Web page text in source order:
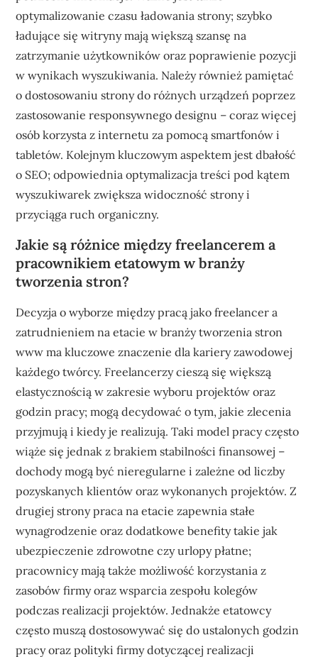
optymalizowanie czasu ładowania strony; szybko
ładujące się witryny mają większą szansę na
zatrzymanie użytkowników oraz poprawienie pozycji
w wynikach wyszukiwania. Należy również pamiętać
o dostosowaniu strony do różnych urządzeń poprzez
zastosowanie responsywnego designu – coraz więcej
osób korzysta z internetu za pomocą smartfonów i
tabletów. Kolejnym kluczowym aspektem jest dbałość
o SEO; odpowiednia optymalizacja treści pod kątem
wyszukiwarek zwiększa widoczność strony i
przyciąga ruch organiczny.
Jakie są różnice między freelancerem a
pracownikiem etatowym w branży
tworzenia stron?
Decyzja o wyborze między pracą jako freelancer a
zatrudnieniem na etacie w branży tworzenia stron
www ma kluczowe znaczenie dla kariery zawodowej
każdego twórcy. Freelancerzy cieszą się większą
elastycznością w zakresie wyboru projektów oraz
godzin pracy; mogą decydować o tym, jakie zlecenia
przyjmują i kiedy je realizują. Taki model pracy często
wiąże się jednak z brakiem stabilności finansowej –
dochody mogą być nieregularne i zależne od liczby
pozyskanych klientów oraz wykonanych projektów. Z
drugiej strony praca na etacie zapewnia stałe
wynagrodzenie oraz dodatkowe benefity takie jak
ubezpieczenie zdrowotne czy urlopy płatne;
pracownicy mają także możliwość korzystania z
zasobów firmy oraz wsparcia zespołu kolegów
podczas realizacji projektów. Jednakże etatowcy
często muszą dostosowywać się do ustalonych godzin
pracy oraz polityki firmy dotyczącej realizacji